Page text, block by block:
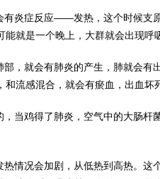
炎症反应——发热，这个时候支
能就是一个晚上，大群就会出现呼
就会有肺炎的产生，肺就会有
和流感混合，就会有瘀血，出血坏
鸡得了肺炎，空气中的大肠杆
况会加剧，从低热到高热。这